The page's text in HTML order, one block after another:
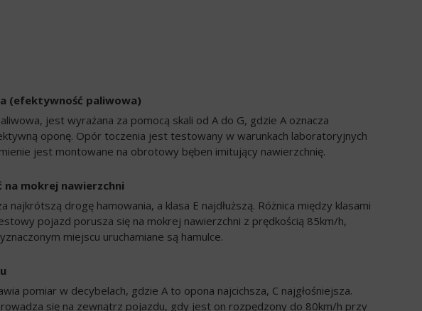
(efektywność paliwowa)
jest wyrażana za pomocą skali od A do G, gdzie A oznacza
oponę. Opór toczenia jest testowany w warunkach laboratoryjnych
jest montowane na obrotowy bęben imitujący nawierzchnię.
na mokrej nawierzchni
najkrótszą drogę hamowania, a klasa E najdłuższą. Różnica między klasami
pojazd porusza się na mokrej nawierzchni z prędkością 85km/h,
miejscu uruchamiane są hamulce.
pomiar w decybelach, gdzie A to opona najcichsza, C najgłośniejsza.
się na zewnątrz pojazdu, gdy jest on rozpędzony do 80km/h przy